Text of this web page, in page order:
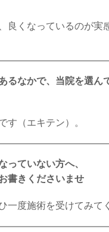
良くなっているのが実
るなかで、当院を選ん
す（エキテン）。
っていない方へ、
書きくださいませ
一度施術を受けてみて